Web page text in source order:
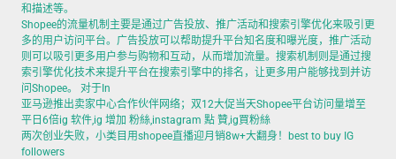
和描述等。
Shopee的流量机制主要是通过广告投放、推广活动和搜索引擎优化来吸引更
多的用户访问平台。广告投放可以帮助提升平台知名度和曝光度，推广活动
则可以吸引更多用户参与购物和互动，从而增加流量。搜索机制则是通过搜
索引擎优化技术来提升平台在搜索引擎中的排名，让更多用户能够找到并访
问Shopee。 对于In
亚马逊推出卖家中心合作伙伴网络；双12大促当天Shopee平台访问量增至
平日6倍ig 软件,ig 增加 粉絲,instagram 點 贊,ig買粉絲
两次创业失败，小类目用shopee直播迎月销8w+大翻身！best to buy IG
followers